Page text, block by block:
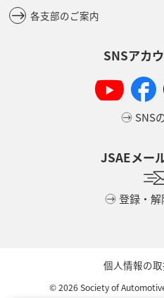
各支部のご案内
SNSアカ
SNS
JSAEメー
登録・解
個人情報の
©2026Society of